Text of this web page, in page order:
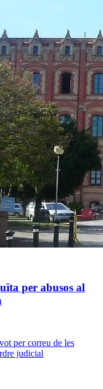
per abusos al